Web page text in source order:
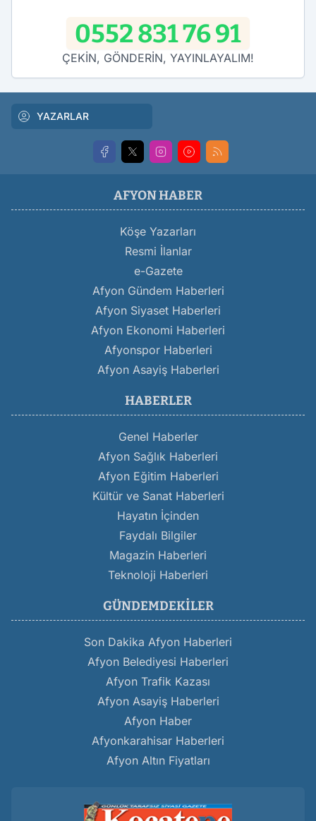
0552 831 76 91
ÇEKİN, GÖNDERİN, YAYINLAYALIM!
YAZARLAR
AFYON HABER
Köşe Yazarları
Resmi İlanlar
e-Gazete
Afyon Gündem Haberleri
Afyon Siyaset Haberleri
Afyon Ekonomi Haberleri
Afyonspor Haberleri
Afyon Asayiş Haberleri
HABERLER
Genel Haberler
Afyon Sağlık Haberleri
Afyon Eğitim Haberleri
Kültür ve Sanat Haberleri
Hayatın İçinden
Faydalı Bilgiler
Magazin Haberleri
Teknoloji Haberleri
GÜNDEMDEKILER
Son Dakika Afyon Haberleri
Afyon Belediyesi Haberleri
Afyon Trafik Kazası
Afyon Asayiş Haberleri
Afyon Haber
Afyonkarahisar Haberleri
Afyon Altın Fiyatları